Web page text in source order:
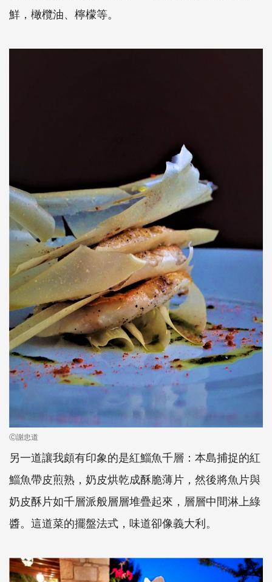
鮮，橄欖油、檸檬等。
Ⓒ謝忠道
另一道讓我頗有印象的是紅鯔魚千層：本島捕捉的紅
鯔魚帶皮煎熟，奶皮烘乾成酥脆薄片，然後將魚片與
奶皮酥片如千層派般層層堆疊起來，層層中間淋上綠
醬。這道菜的擺盤法式，味道卻像義大利。